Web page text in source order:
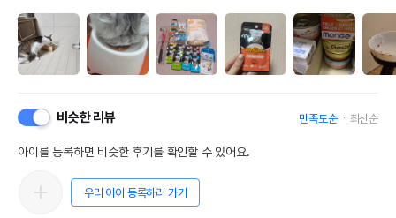
비슷한 리뷰 만족도순 최신순
아이를 등록하면 비슷한 후기를 확인할 수 있어요.
우리 아이 등록하러 가기